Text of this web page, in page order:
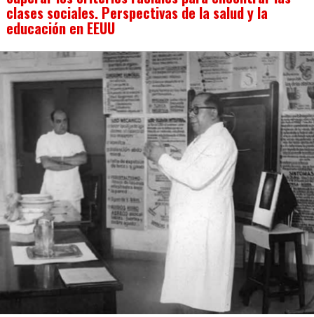
clases sociales. Perspectivas de la salud y la
educación en EEUU